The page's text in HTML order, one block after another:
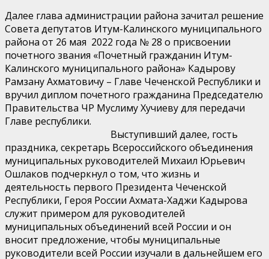
Далее глава администрации района зачитал решение
Совета депутатов Итум-Калинского муниципального
района от 26 мая 2022 года № 28 о присвоении
почетного звания «Почетный гражданин Итум-
Калинского муниципального района» Кадырову
Рамзану Ахматовичу – Главе Чеченской Республики и
вручил диплом почетного гражданина Председателю
Правительства ЧР Муслиму Хучиеву для передачи
Главе республики.
Выступивший далее, гость
праздника, секретарь Всероссийского объединения
муниципальных руководителей Михаил Юрьевич
Ошлаков подчеркнул о том, что жизнь и
деятельность первого Президента Чеченской
Республики, Героя России Ахмата-Хаджи Кадырова
служит примером для руководителей
муниципальных объединений всей России и он
вносит предложение, чтобы муниципальные
руководители всей России изучали в дальнейшем его